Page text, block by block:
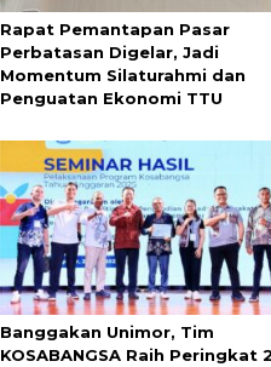
Rapat Pemantapan Pasar
Perbatasan Digelar, Jadi
Momentum Silaturahmi dan
Penguatan Ekonomi TTU
Banggakan Unimor, Tim
KOSABANGSA Raih Peringkat 2